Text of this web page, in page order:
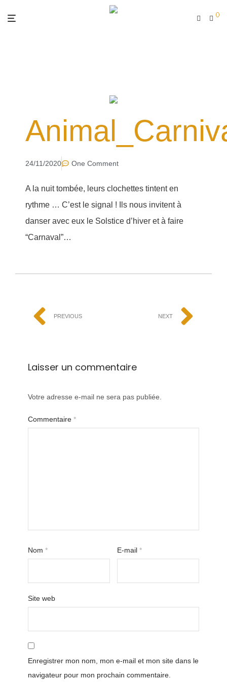
0
24/11/2020 One Comment
A la nuit tombée, leurs clochettes tintent en
rythme … C’est le signal ! Ils nous invitent à
danser avec eux le Solstice d’hiver et à faire
“Carnaval”…
PREVIOUS NEXT
Laisser un commentaire
Votre adresse e-mail ne sera pas publiée.
Commentaire *
Nom * E-mail *
Site web
Enregistrer mon nom, mon e-mail et mon site dans le
navigateur pour mon prochain commentaire.